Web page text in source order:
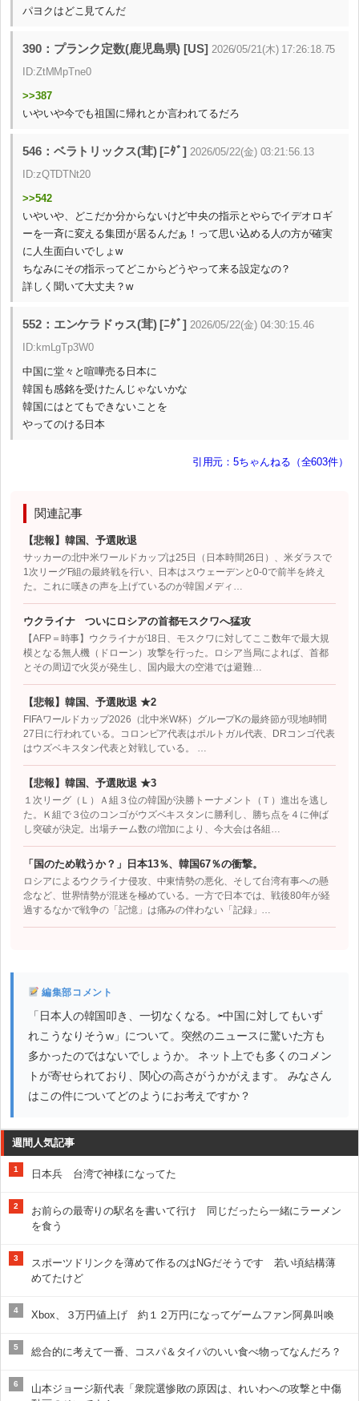
パヨクはどこ見てんだ
390：プランク定数(鹿児島県) [US] 2026/05/21(木) 17:26:18.75
ID:ZtMMpTne0
>>387
いやいや今でも祖国に帰れとか言われてるだろ
546：ベラトリックス(茸) [ﾆﾀﾞ] 2026/05/22(金) 03:21:56.13
ID:zQTDTNt20
>>542
いやいや、どこだか分からないけど中央の指示とやらでイデオロギ
ーを一斉に変える集団が居るんだぁ！って思い込める人の方が確実
に人生面白いでしょw
ちなみにその指示ってどこからどうやって来る設定なの？
詳しく聞いて大丈夫？w
552：エンケラドゥス(茸) [ﾆﾀﾞ] 2026/05/22(金) 04:30:15.46
ID:kmLgTp3W0
中国に堂々と喧嘩売る日本に
韓国も感銘を受けたんじゃないかな
韓国にはとてもできないことを
やってのける日本
引用元：5ちゃんねる（全603件）
関連記事
【悲報】韓国、予選敗退
サッカーの北中米ワールドカップは25日（日本時間26日）、米ダラスで
1次リーグF組の最終戦を行い、日本はスウェーデンと0-0で前半を終え
た。これに嘆きの声を上げているのが韓国メディ…
ウクライナ ついにロシアの首都モスクワへ猛攻
【AFP＝時事】ウクライナが18日、モスクワに対してここ数年で最大規
模となる無人機（ドローン）攻撃を行った。ロシア当局によれば、首都
とその周辺で火災が発生し、国内最大の空港では避難…
【悲報】韓国、予選敗退 ★2
FIFAワールドカップ2026（北中米W杯）グループKの最終節が現地時間
27日に行われている。コロンビア代表はポルトガル代表、DRコンゴ代表
はウズベキスタン代表と対戦している。 …
【悲報】韓国、予選敗退 ★3
１次リーグ（Ｌ）Ａ組３位の韓国が決勝トーナメント（Ｔ）進出を逃し
た。Ｋ組で３位のコンゴがウズベキスタンに勝利し、勝ち点を４に伸ば
し突破が決定。出場チーム数の増加により、今大会は各組…
「国のため戦うか？」日本13％、韓国67％の衝撃。
ロシアによるウクライナ侵攻、中東情勢の悪化、そして台湾有事への懸
念など、世界情勢が混迷を極めている。一方で日本では、戦後80年が経
過するなかで戦争の「記憶」は痛みの伴わない「記録」…
編集部コメント
「日本人の韓国叩き、一切なくなる。⇦中国に対してもいず
れこうなりそうw」について。突然のニュースに驚いた方も
多かったのではないでしょうか。 ネット上でも多くのコメン
トが寄せられており、関心の高さがうかがえます。 みなさん
はこの件についてどのようにお考えですか？
週間人気記事
1 日本兵 台湾で神様になってた
2
お前らの最寄りの駅名を書いて行け 同じだったら一緒にラーメン
を食う
3
スポーツドリンクを薄めて作るのはNGだそうです 若い頃結構薄
めてたけど
4 Xbox、３万円値上げ 約１２万円になってゲームファン阿鼻叫喚
5 総合的に考えて一番、コスパ＆タイパのいい食べ物ってなんだろ？
6
山本ジョージ新代表「衆院選惨敗の原因は、れいわへの攻撃と中傷